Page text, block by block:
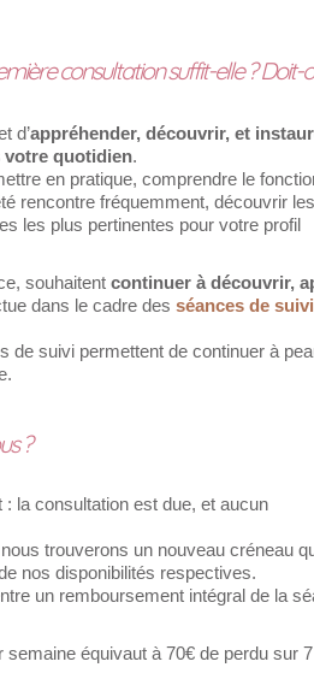
consultation suffit-elle ? Doit-
d’appréhender, découvrir, et
votre quotidien.
en pratique, comprendre le
rencontre fréquemment, découvrir les
les plus pertinentes pour votre profil
souhaitent continuer à découvrir,
dans le cadre des séances de suivi
suivi permettent de continuer à
?
la consultation est due, et aucun
trouverons un nouveau créneau
nos disponibilités respectives.
un remboursement intégral de la
équivaut à 70€ de perdu sur